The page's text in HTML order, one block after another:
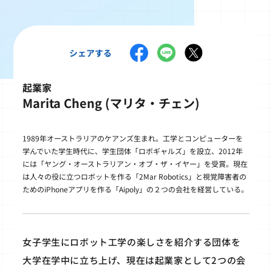
シェアする
起業家
Marita Cheng (マリタ・チェン)
1989年オーストラリアのケアンズ生まれ。工学とコンピューターを
学んでいた学生時代に、学生団体「ロボギャルズ」を設立、2012年
には「ヤング・オーストラリアン・オブ・ザ・イヤー」を受賞。現在
は人々の役に立つロボットを作る「2Mar Robotics」と視覚障害者の
ためのiPhoneアプリを作る「Aipoly」の２つの会社を経営している。
女子学生にロボット工学の楽しさを紹介する団体を
大学在学中に立ち上げ、現在は起業家として2つの会